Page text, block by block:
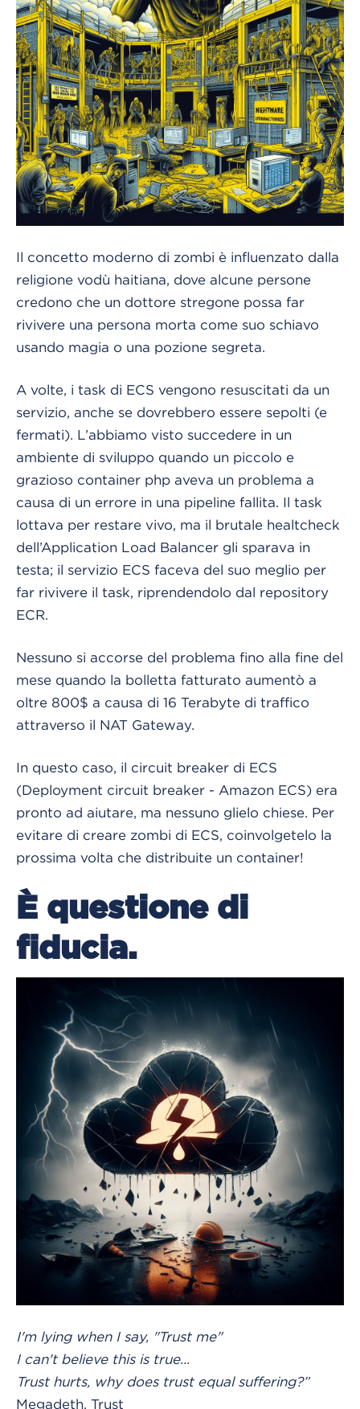
Il concetto moderno di zombi è influenzato dalla
religione vodù haitiana, dove alcune persone
credono che un dottore stregone possa far
rivivere una persona morta come suo schiavo
usando magia o una pozione segreta.
A volte, i task di ECS vengono resuscitati da un
servizio, anche se dovrebbero essere sepolti (e
fermati). L’abbiamo visto succedere in un
ambiente di sviluppo quando un piccolo e
grazioso container php aveva un problema a
causa di un errore in una pipeline fallita. Il task
lottava per restare vivo, ma il brutale healtcheck
dell’Application Load Balancer gli sparava in
testa; il servizio ECS faceva del suo meglio per
far rivivere il task, riprendendolo dal repository
ECR.
Nessuno si accorse del problema fino alla fine del
mese quando la bolletta fatturato aumentò a
oltre 800$ a causa di 16 Terabyte di traffico
attraverso il NAT Gateway.
In questo caso, il circuit breaker di ECS
(Deployment circuit breaker - Amazon ECS) era
pronto ad aiutare, ma nessuno glielo chiese. Per
evitare di creare zombi di ECS, coinvolgetelo la
prossima volta che distribuite un container!
È questione di
fiducia.
I'm lying when I say, "Trust me"
I can't believe this is true...
Trust hurts, why does trust equal suffering?”
Megadeth, Trust